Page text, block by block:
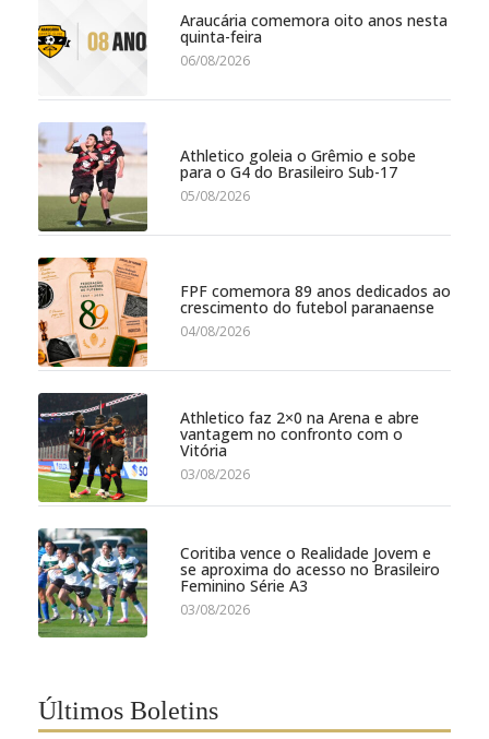
Araucária comemora oito anos nesta
quinta-feira
06/08/2026
Athletico goleia o Grêmio e sobe
para o G4 do Brasileiro Sub-17
05/08/2026
FPF comemora 89 anos dedicados ao
crescimento do futebol paranaense
04/08/2026
Athletico faz 2×0 na Arena e abre
vantagem no confronto com o
Vitória
03/08/2026
Coritiba vence o Realidade Jovem e
se aproxima do acesso no Brasileiro
Feminino Série A3
03/08/2026
Últimos Boletins